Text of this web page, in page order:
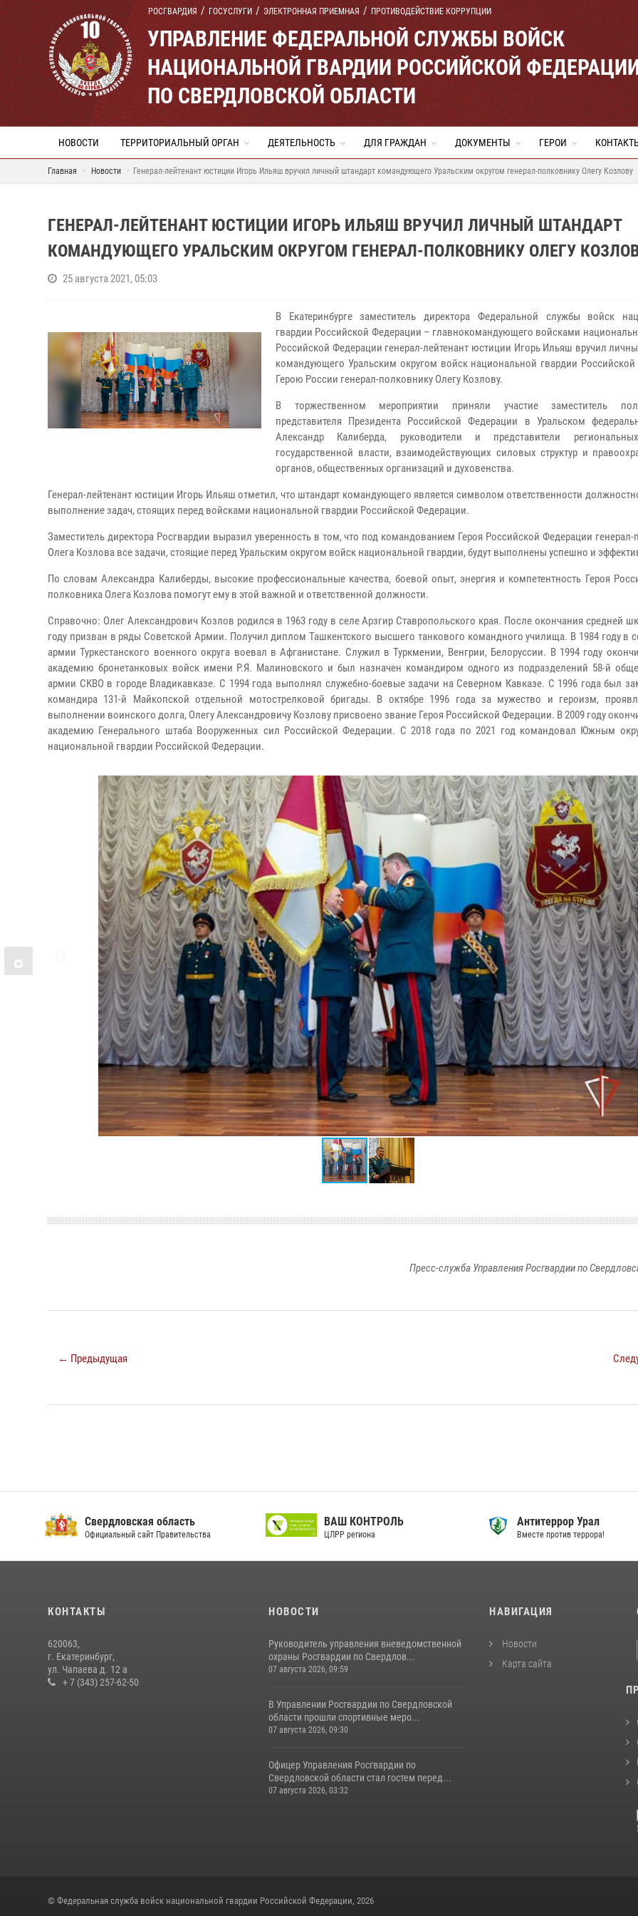
РОСГВАРДИЯ ГОСУСЛУГИ ЭЛЕКТРОННАЯ ПРИЕМНАЯ ПРОТИВОДЕЙСТВИЕ КОРРУПЦИИ
УПРАВЛЕНИЕ ФЕДЕРАЛЬНОЙ СЛУЖБЫ ВОЙСК
НАЦИОНАЛЬНОЙ ГВАРДИИ РОССИЙСКОЙ
ПО СВЕРДЛОВСКОЙ ОБЛАСТИ
НОВОСТИ ТЕРРИТОРИАЛЬНЫЙ ОРГАН ДЕЯТЕЛЬНОСТЬ ДЛЯ ГРАЖДАН ДОКУМЕНТЫ ГЕРОИ
Главная Новости Генерал-лейтенант юстиции Игорь Ильяш вручил личный штандарт командующего Уральским округом генерал-полковнику Олегу Козлову
ГЕНЕРАЛ-ЛЕЙТЕНАНТ ЮСТИЦИИ ИГОРЬ ИЛЬЯШ ВРУЧИЛ ЛИЧНЫЙ ШТАНДАРТ
КОМАНДУЮЩЕГО УРАЛЬСКИМ ОКРУГОМ ГЕНЕРАЛ-ПОЛКОВНИКУ ОЛЕГУ
25 августа 2021, 05:03
В Екатеринбурге заместитель директора Федеральной службы войск
гвардии Российской Федерации – главнокомандующего войсками
Российской Федерации генерал-лейтенант юстиции Игорь Ильяш вручил
командующего Уральским округом войск национальной гвардии
Герою России генерал-полковнику Олегу Козлову.
В торжественном мероприятии приняли участие заместитель
представителя Президента Российской Федерации в Уральском
Александр Калиберда, руководители и представители
государственной власти, взаимодействующих силовых структур и
органов, общественных организаций и духовенства.
Генерал-лейтенант юстиции Игорь Ильяш отметил, что штандарт командующего является символом ответственности
выполнение задач, стоящих перед войсками национальной гвардии Российской Федерации.
Заместитель директора Росгвардии выразил уверенность в том, что под командованием Героя Российской Федерации
Олега Козлова все задачи, стоящие перед Уральским округом войск национальной гвардии, будут выполнены успешно и
По словам Александра Калиберды, высокие профессиональные качества, боевой опыт, энергия и компетентность Героя
полковника Олега Козлова помогут ему в этой важной и ответственной должности.
Справочно: Олег Александрович Козлов родился в 1963 году в селе Арзгир Ставропольского края. После окончания средней
году призван в ряды Советской Армии. Получил диплом Ташкентского высшего танкового командного училища. В 1984 году в
армии Туркестанского военного округа воевал в Афганистане. Служил в Туркмении, Венгрии, Белоруссии. В 1994 году
академию бронетанковых войск имени Р.Я. Малиновского и был назначен командиром одного из подразделений 58-й
армии СКВО в городе Владикавказе. С 1994 года выполнял служебно-боевые задачи на Северном Кавказе. С 1996 года был
командира 131-й Майкопской отдельной мотострелковой бригады. В октябре 1996 года за мужество и героизм,
выполнении воинского долга, Олегу Александровичу Козлову присвоено звание Героя Российской Федерации. В 2009 году
академию Генерального штаба Вооруженных сил Российской Федерации. С 2018 года по 2021 год командовал Южным
национальной гвардии Российской Федерации.
Пресс-служба Управления Росгвардии по
← Предыдущая
Свердловская область
Официальный сайт Правительства
ВАШ КОНТРОЛЬ
ЦЛРР региона
Антитеррор Урал
Вместе против террора!
КОНТАКТЫ
620063,
г. Екатеринбург,
ул. Чапаева д. 12 а
+ 7 (343) 257-62-50
НОВОСТИ
Руководитель управления вневедомственной
охраны Росгвардии по Свердлов...
07 августа 2026, 09:59
В Управлении Росгвардии по Свердловской
области прошли спортивные меро...
07 августа 2026, 09:30
Офицер Управления Росгвардии по
Свердловской области стал гостем перед...
07 августа 2026, 03:32
НАВИГАЦИЯ
Новости
Карта сайта
© Федеральная служба войск национальной гвардии Российской Федерации, 2026